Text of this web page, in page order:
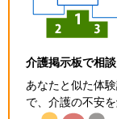
介護掲示板で相談
あなたと似た体
で、介護の不安